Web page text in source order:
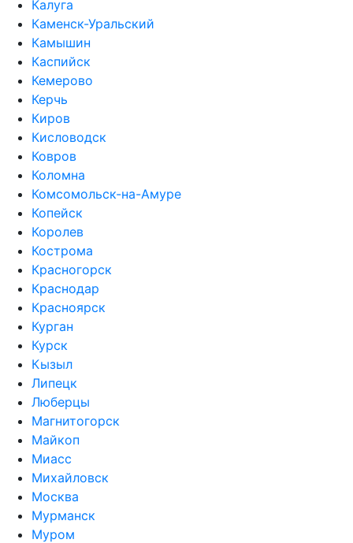
Калуга
Каменск-Уральский
Камышин
Каспийск
Кемерово
Керчь
Киров
Кисловодск
Ковров
Коломна
Комсомольск-на-Амуре
Копейск
Королев
Кострома
Красногорск
Краснодар
Красноярск
Курган
Курск
Кызыл
Липецк
Люберцы
Магнитогорск
Майкоп
Миасс
Михайловск
Москва
Мурманск
Муром